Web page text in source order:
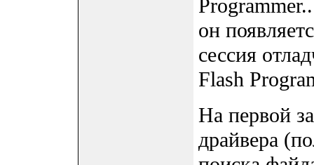
он
сессия
Flash
На первой
драйвера